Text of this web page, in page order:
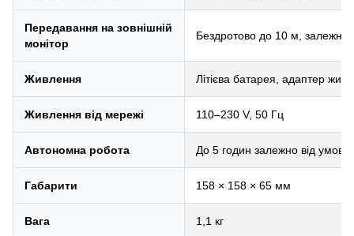
Передавання на зовнішній
монітор
Бездротово до 10 м, залежно
Живлення Літієва батарея, адаптер
Живлення від мережі 110–230 V, 50 Гц
Автономна робота До 5 годин залежно від умов
Габарити 158 × 158 × 65 мм
Вага 1,1 кг